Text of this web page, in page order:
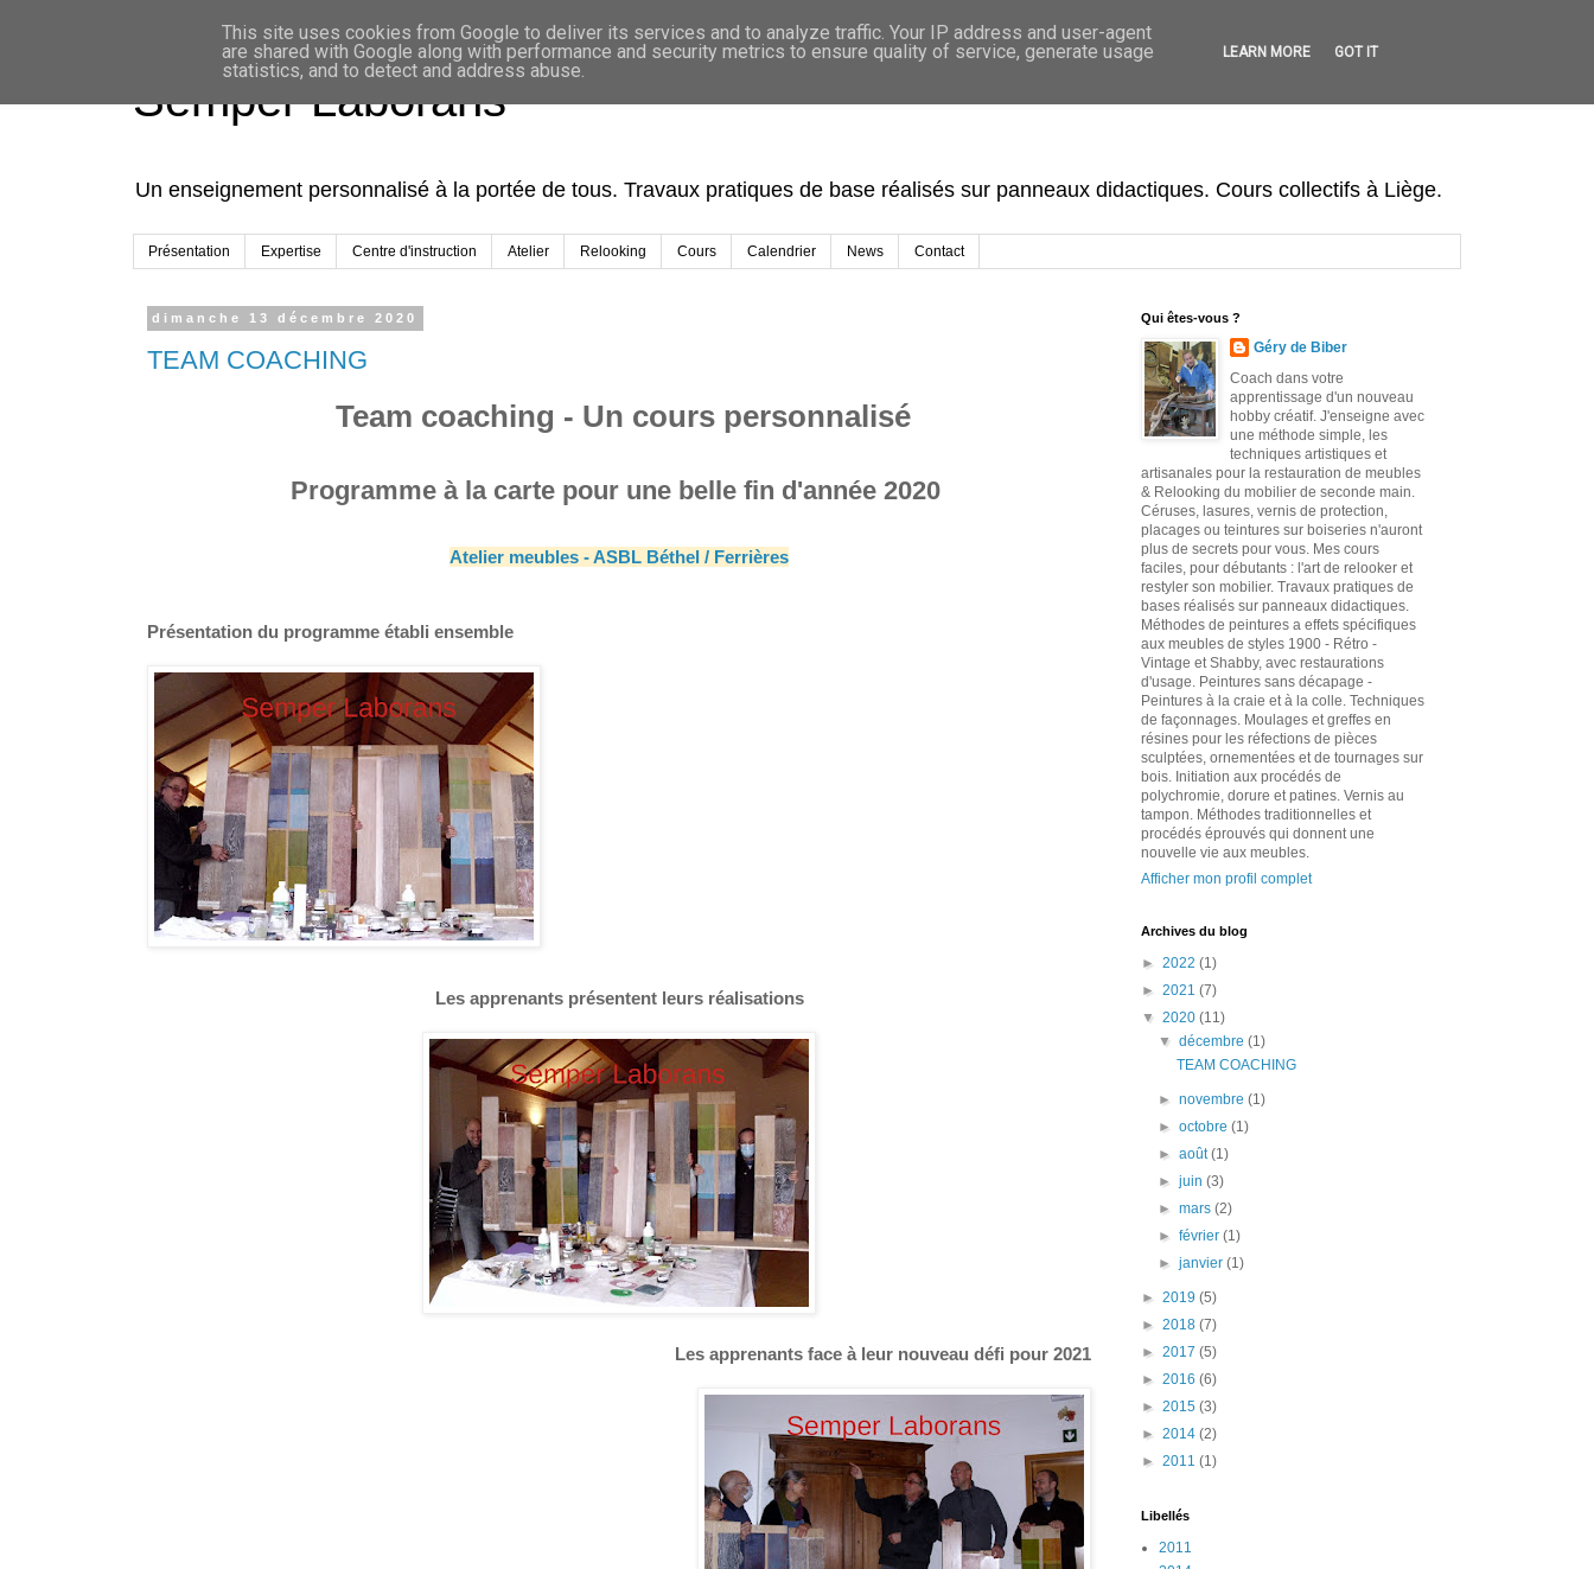
Semper Laborans
Un enseignement personnalisé à la portée de tous. Travaux pratiques de base réalisés sur panneaux didactiques. Cours collectifs à Liège.
Présentation Expertise Centre d'instruction Atelier Relooking Cours Calendrier News Contact
dimanche 13 décembre 2020
TEAM COACHING
Team coaching - Un cours personnalisé
Programme à la carte pour une belle fin d'année 2020
Atelier meubles - ASBL Béthel / Ferrières
Présentation du programme établi ensemble
Les apprenants présentent leurs réalisations
Les apprenants face à leur nouveau défi pour 2021
Qui êtes-vous ?
Géry de Biber
Coach dans votre
apprentissage d'un nouveau
hobby créatif. J'enseigne avec
une méthode simple, les
techniques artistiques et
artisanales pour la restauration de meubles
& Relooking du mobilier de seconde main.
Céruses, lasures, vernis de protection,
placages ou teintures sur boiseries n'auront
plus de secrets pour vous. Mes cours
faciles, pour débutants : l'art de relooker et
restyler son mobilier. Travaux pratiques de
bases réalisés sur panneaux didactiques.
Méthodes de peintures a effets spécifiques
aux meubles de styles 1900 - Rétro -
Vintage et Shabby, avec restaurations
d'usage. Peintures sans décapage -
Peintures à la craie et à la colle. Techniques
de façonnages. Moulages et greffes en
résines pour les réfections de pièces
sculptées, ornementées et de tournages sur
bois. Initiation aux procédés de
polychromie, dorure et patines. Vernis au
tampon. Méthodes traditionnelles et
procédés éprouvés qui donnent une
nouvelle vie aux meubles.
Afficher mon profil complet
Archives du blog
► 2022 (1)
► 2021 (7)
▼ 2020 (11)
▼décembre(1)
TEAM COACHING
►novembre(1)
►octobre(1)
►août(1)
►juin(3)
►mars(2)
►février(1)
►janvier(1)
► 2019 (5)
► 2018 (7)
► 2017 (5)
► 2016 (6)
► 2015 (3)
► 2014 (2)
► 2011 (1)
Libellés
2011
This site uses cookies from Google to deliver its services and to analyze traffic. Your IP address and user-agent
are shared with Google along with performance and security metrics to ensure quality of service, generate usage
statistics, and to detect and address abuse.
LEARN MORE GOT IT